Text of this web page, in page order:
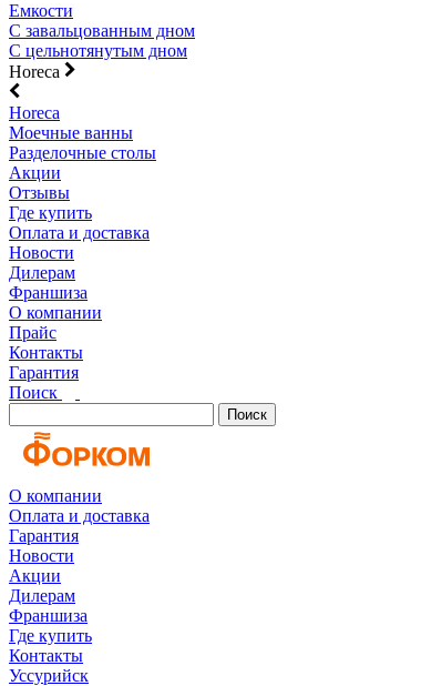
Емкости
С завальцованным дном
С цельнотянутым дном
Horeca
Horeca
Моечные ванны
Разделочные столы
Акции
Отзывы
Где купить
Оплата и доставка
Новости
Дилерам
Франшиза
О компании
Прайс
Контакты
Гарантия
Поиск
Поиск
О компании
Оплата и доставка
Гарантия
Новости
Акции
Дилерам
Франшиза
Где купить
Контакты
Уссурийск